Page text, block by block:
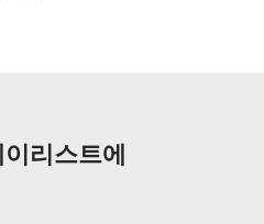
리스트에